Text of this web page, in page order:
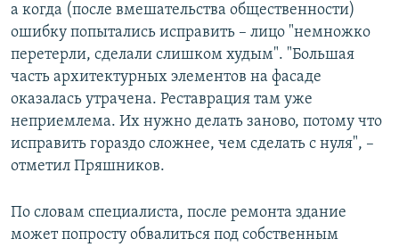
а когда (после вмешательства общественности)
ошибку попытались исправить – лицо "немножко
перетерли, сделали слишком худым". "Большая
часть архитектурных элементов на фасаде
оказалась утрачена. Реставрация там уже
неприемлема. Их нужно делать заново, потому что
исправить гораздо сложнее, чем сделать с нуля", –
отметил Пряшников.
По словам специалиста, после ремонта здание
может попросту обвалиться под собственным